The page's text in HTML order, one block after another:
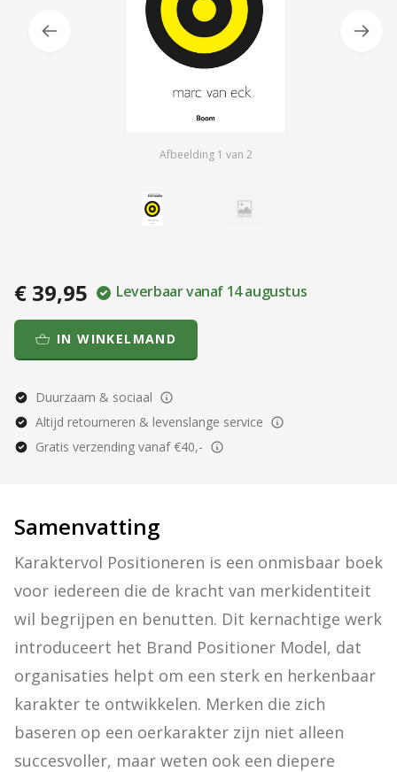
Afbeelding 1 van 2
€ 39,95 Leverbaar vanaf 14 augustus
IN WINKELMAND
Duurzaam & sociaal
Altijd retourneren & levenslange service
Gratis verzending vanaf €40,-
Samenvatting
Karaktervol Positioneren is een onmisbaar boek
voor iedereen die de kracht van merkidentiteit
wil begrijpen en benutten. Dit kernachtige werk
introduceert het Brand Positioner Model, dat
organisaties helpt om een sterk en herkenbaar
karakter te ontwikkelen. Merken die zich
baseren op een oerkarakter zijn niet alleen
succesvoller, maar weten ook een diepere